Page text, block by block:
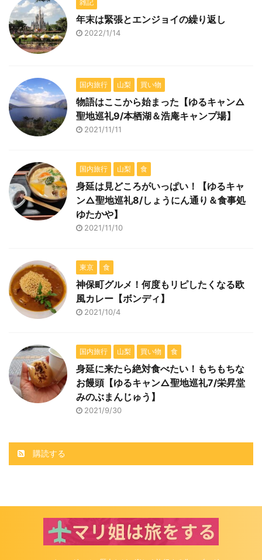
雑記
年末は緊張とエンジョイの繰り返し
2022/1/14
国内旅行 山梨 買い物
物語はここから始まった【ゆるキャン△
聖地巡礼9/本栖湖＆浩庵キャンプ場】
2021/11/11
国内旅行 山梨 食
身延は見どころがいっぱい！【ゆるキャ
ン△聖地巡礼8/しょうにん通り＆食事処
ゆたかや】
2021/11/10
東京 食
神保町グルメ！何度もリピしたくなる欧
風カレー【ボンディ】
2021/10/4
国内旅行 山梨 買い物 食
身延に来たら絶対食べたい！もちもちな
お饅頭【ゆるキャン△聖地巡礼7/栄昇堂
みのぶまんじゅう】
2021/9/30
購読する